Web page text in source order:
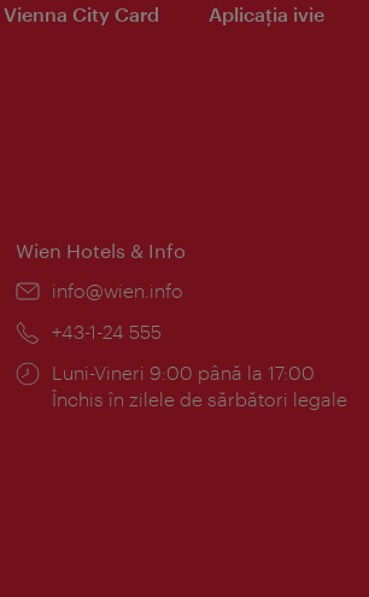
Vienna City Card Aplicaţia ivie
Wien Hotels & Info
E-
info@wien.info
Telefon:
+43-1-24 555
Program:
Luni-Vineri 9:00 până la 17:00
Închis în zilele de sărbători legale